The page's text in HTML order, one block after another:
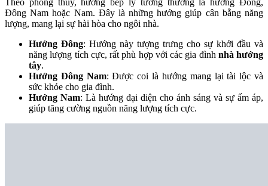
Đông Nam hoặc Nam. Đây là những hướng giúp cân bằng năng
lượng, mang lại sự hài hòa cho ngôi nhà.
Hướng Đông: Hướng này tượng trưng cho sự khởi đầu và
năng lượng tích cực, rất phù hợp với các gia đình nhà hướng
tây.
Hướng Đông Nam: Được coi là hướng mang lại tài lộc và
sức khỏe cho gia đình.
Hướng Nam: Là hướng đại diện cho ánh sáng và sự ấm áp,
giúp tăng cường nguồn năng lượng tích cực.